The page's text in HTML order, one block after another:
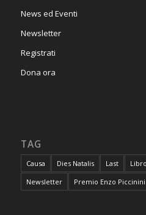
News ed Eventi
Newsletter
Registrati
Dona ora
TAG
Causa Dies Natalis Last
Newsletter
Premio Enzo Piccinini